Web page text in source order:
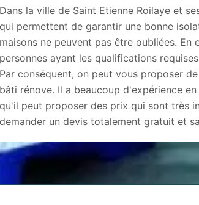
Dans la ville de Saint Etienne Roilaye et
qui permettent de garantir une bonne
maisons ne peuvent pas être oubliées.
personnes ayant les qualifications
Par conséquent, on peut vous proposer
bâti rénove. Il a beaucoup d'expérience
qu'il peut proposer des prix qui sont très
demander un devis totalement gratuit et